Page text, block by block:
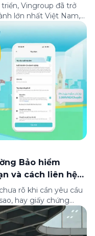
Vingroup đã trở
lớn nhất Việt Nam,
Nam Á theo bảng
kỷ niệm 33 năm
SM trân […]
Bảo hiểm
và cách liên hệ
rõ khi cần yêu cầu
hay giấy chứng
tổng hợp đầy đủ các
bồi thường và hỗ trợ